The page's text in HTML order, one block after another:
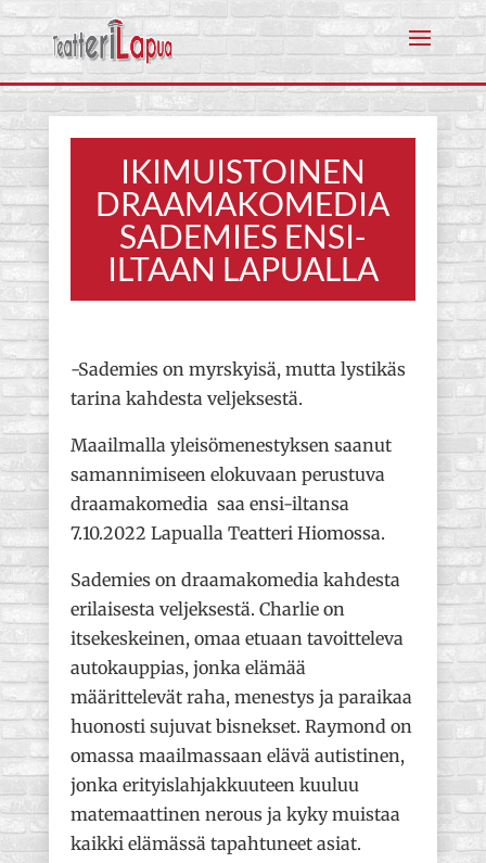
IKIMUISTOINEN
DRAAMAKOMEDIA
SADEMIES ENSI-
ILTAAN LAPUALLA
-Sademies on myrskyisä, mutta lystikäs
tarina kahdesta veljeksestä.
Maailmalla yleisömenestyksen saanut
samannimiseen elokuvaan perustuva
draamakomedia saa ensi-iltansa
7.10.2022 Lapualla Teatteri Hiomossa.
Sademies on draamakomedia kahdesta
erilaisesta veljeksestä. Charlie on
itsekeskeinen, omaa etuaan tavoitteleva
autokauppias, jonka elämää
määrittelevät raha, menestys ja paraikaa
huonosti sujuvat bisnekset. Raymond on
omassa maailmassaan elävä autistinen,
jonka erityislahjakkuuteen kuuluu
matemaattinen nerous ja kyky muistaa
kaikki elämässä tapahtuneet asiat.